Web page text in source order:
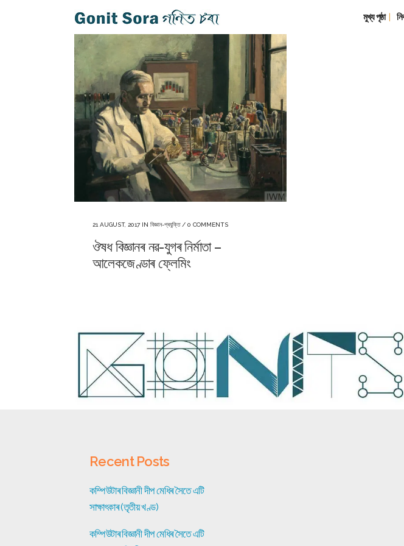
মুখ্য পৃষ্ঠা
21 AUGUST, 2017 IN বিজ্ঞান-প্ৰযুক্তি/ 0 COMMENTS
ঔষধ বিজ্ঞানৰ নৱ-যুগৰ নিৰ্মাতা –
আলেকজেণ্ডাৰ ফ্লেমিং
Recent Posts
কম্পিউটাৰ বিজ্ঞানী দীপ মেধিৰ সৈতে এটি
সাক্ষাৎকাৰ (তৃতীয় খণ্ড)
কম্পিউটাৰ বিজ্ঞানী দীপ মেধিৰ সৈতে এটি